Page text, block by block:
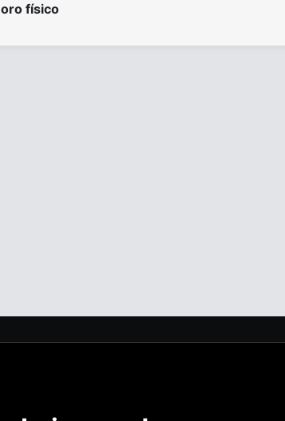
oro físico